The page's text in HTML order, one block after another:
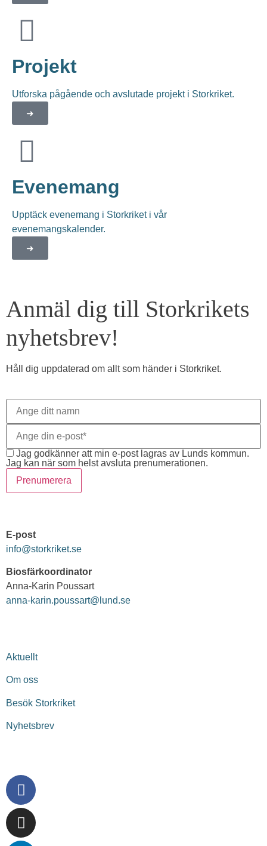
Projekt
Utforska pågående och avslutade projekt i Storkriket.
➜
Evenemang
Upptäck evenemang i Storkriket i vår
evenemangskalender.
➜
Anmäl dig till Storkrikets
nyhetsbrev!
Håll dig uppdaterad om allt som händer i Storkriket.
Jag godkänner att min e-post lagras av Lunds kommun.
Jag kan när som helst avsluta prenumerationen.
Prenumerera
E-post
info@storkriket.se
Biosfärkoordinator
Anna-Karin Poussart
anna-karin.poussart@lund.se
Aktuellt
Om oss
Besök Storkriket
Nyhetsbrev